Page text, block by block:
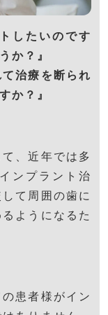
したいのです
か？』
治療を断られ
か？』
、近年では多
ンプラント治
て周囲の歯に
ようになるた
患者様がイン